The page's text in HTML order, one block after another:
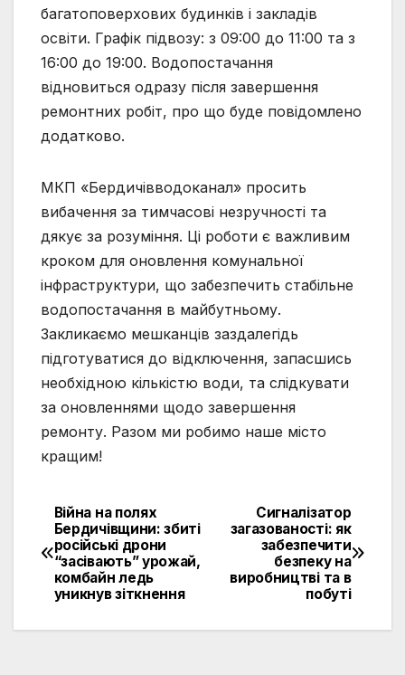
багатоповерхових будинків і закладів
освіти. Графік підвозу: з 09:00 до 11:00 та з
16:00 до 19:00. Водопостачання
відновиться одразу після завершення
ремонтних робіт, про що буде повідомлено
додатково.
МКП «Бердичівводоканал» просить
вибачення за тимчасові незручності та
дякує за розуміння. Ці роботи є важливим
кроком для оновлення комунальної
інфраструктури, що забезпечить стабільне
водопостачання в майбутньому.
Закликаємо мешканців заздалегідь
підготуватися до відключення, запасшись
необхідною кількістю води, та слідкувати
за оновленнями щодо завершення
ремонту. Разом ми робимо наше місто
кращим!
Навігація
записів
Сигналізатор
загазованості: як
забезпечити
безпеку на
виробництві та в
побуті
Війна на полях
Бердичівщини: збиті
російські дрони
“засівають” урожай,
комбайн ледь
уникнув зіткнення